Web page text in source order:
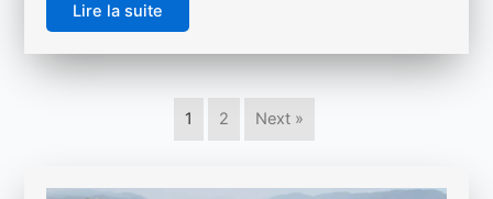
Lire la suite
1 2 Next »